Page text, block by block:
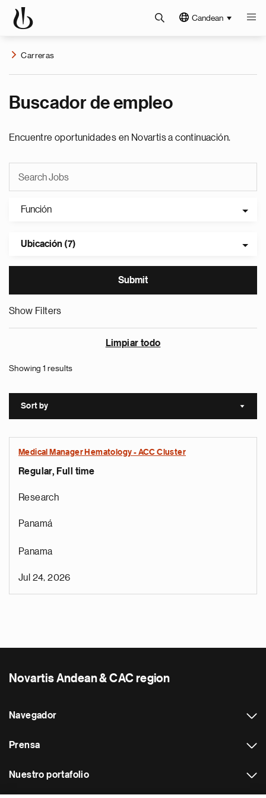
Candean
Carreras
Buscador de empleo
Encuentre oportunidades en Novartis a continuación.
Función
Ubicación (7)
Show Filters
Limpiar todo
Showing 1 results
Sort by Sort
Medical Manager Hematology - ACC Cluster
Regular, Full time
Research
Panamá
Panama
Jul 24, 2026
Novartis Andean & CAC region
Navegador
Prensa
Nuestro portafolio